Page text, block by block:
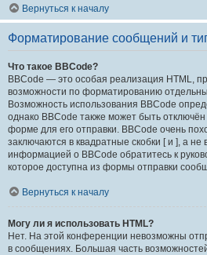
Вернуться к началу
Форматирование сообщений и
Что такое BBCode?
BBCode — это особая реализация HTML,
возможности по форматированию
Возможность использования BBCode
однако BBCode также может быть
форме для его отправки. BBCode очень
заключаются в квадратные скобки [ и ], а не
информацией о BBCode обратитесь к
которое доступна из формы отправки
Вернуться к началу
Могу ли я использовать HTML?
Нет. На этой конференции невозможны
в сообщениях. Большая часть